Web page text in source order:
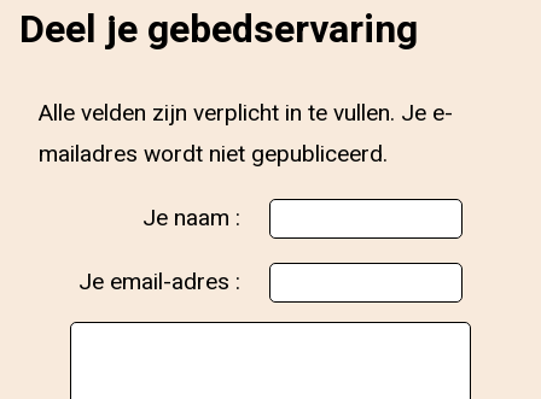
Deel je gebedservaring
Alle velden zijn verplicht in te vullen. Je e-
mailadres wordt niet gepubliceerd.
Je naam :
Je email-adres :